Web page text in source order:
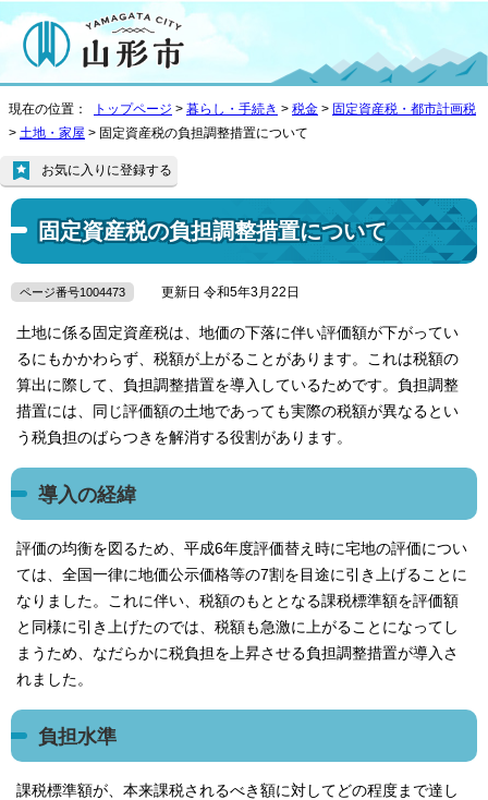
現在の位置： トップページ > 暮らし・手続き > 税金 > 固定資産税・都市計画税
> 土地・家屋 > 固定資産税の負担調整措置について
固定資産税の負担調整措置について
お気に入りに登録する
ページ番号1004473 更新日 令和5年3月22日
土地に係る固定資産税は、地価の下落に伴い評価額が下がってい
るにもかかわらず、税額が上がることがあります。これは税額の
算出に際して、負担調整措置を導入しているためです。負担調整
措置には、同じ評価額の土地であっても実際の税額が異なるとい
う税負担のばらつきを解消する役割があります。
導入の経緯
評価の均衡を図るため、平成6年度評価替え時に宅地の評価につい
ては、全国一律に地価公示価格等の7割を目途に引き上げることに
なりました。これに伴い、税額のもととなる課税標準額を評価額
と同様に引き上げたのでは、税額も急激に上がることになってし
まうため、なだらかに税負担を上昇させる負担調整措置が導入さ
れました。
負担水準
課税標準額が、本来課税されるべき額に対してどの程度まで達し